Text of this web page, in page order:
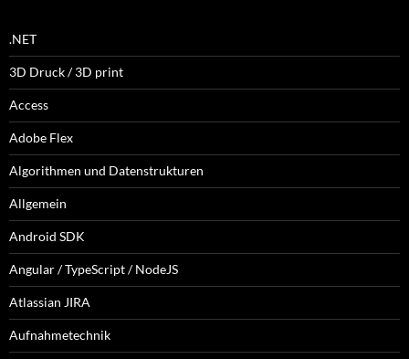
.NET
3D Druck / 3D print
Access
Adobe Flex
Algorithmen und Datenstrukturen
Allgemein
Android SDK
Angular / TypeScript / NodeJS
Atlassian JIRA
Aufnahmetechnik